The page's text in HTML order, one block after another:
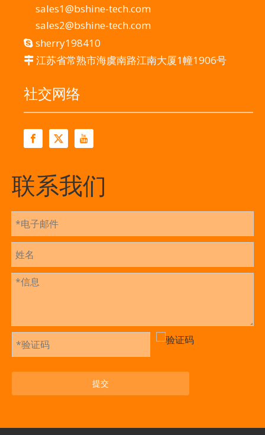
sales1@bshine-tech.com
sales2@bshine-tech.com
 sherry198410
 江苏省常熟市海虞南路江南大厦1幢1906号
社交网络
联系我们
提交